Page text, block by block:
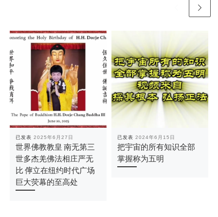
已发表 2025年6月27日
世界佛教教皇 南无第三
世多杰羌佛法相庄严无
比 儜立在纽约时代广场
巨大荧幕的至高处
已发表 2024年6月15日
把宇宙的所有知识全部
掌握称为五明